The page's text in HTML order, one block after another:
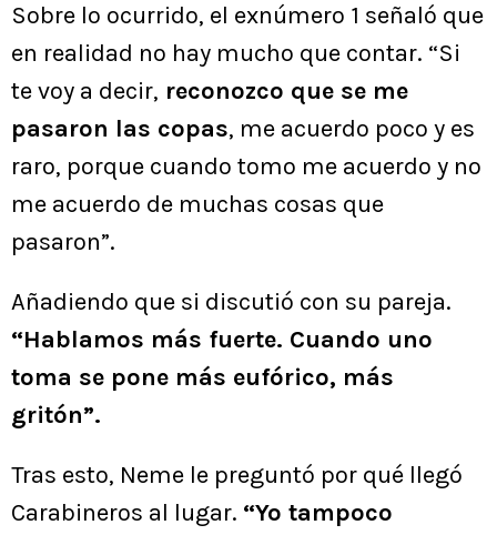
Sobre lo ocurrido, el exnúmero 1 señaló que
en realidad no hay mucho que contar. “Si
te voy a decir, reconozco que se me
pasaron las copas, me acuerdo poco y es
raro, porque cuando tomo me acuerdo y no
me acuerdo de muchas cosas que
pasaron”.
Añadiendo que si discutió con su pareja.
“Hablamos más fuerte. Cuando uno
toma se pone más eufórico, más
gritón”.
Tras esto, Neme le preguntó por qué llegó
Carabineros al lugar. “Yo tampoco